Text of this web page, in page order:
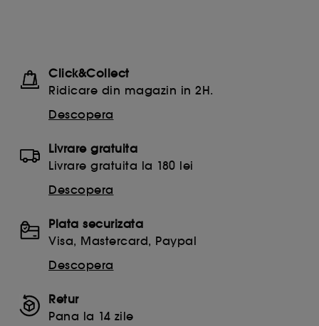
Click&Collect
Ridicare din magazin in 2H.
Descopera
Livrare gratuita
Livrare gratuita la 180 lei
Descopera
Plata securizata
Visa, Mastercard, Paypal
Descopera
Retur
Pana la 14 zile